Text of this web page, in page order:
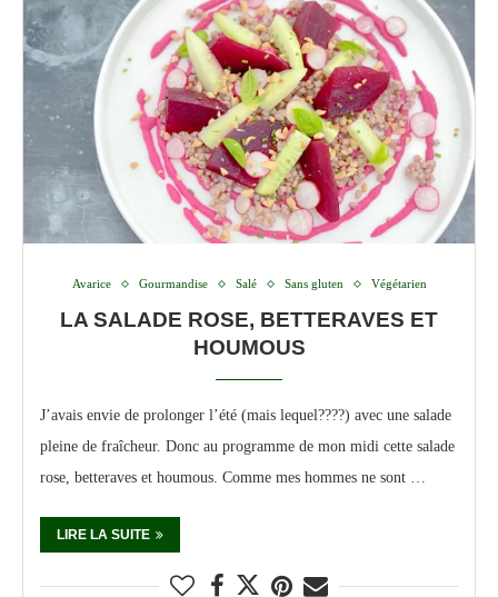
Avarice Gourmandise Salé Sans gluten Végétarien
LA SALADE ROSE, BETTERAVES ET
HOUMOUS
J’avais envie de prolonger l’été (mais lequel????) avec une salade
pleine de fraîcheur. Donc au programme de mon midi cette salade
rose, betteraves et houmous. Comme mes hommes ne sont …
LIRE LA SUITE